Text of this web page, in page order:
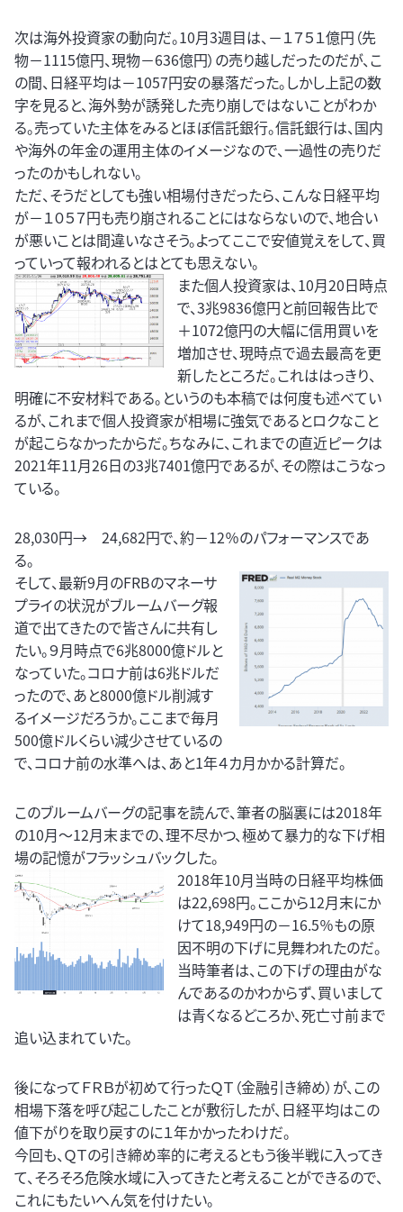
次は海外投資家の動向だ。10月3週目は、－１７５１億円（先
物－1115億円、現物－636億円）の売り越しだったのだが、こ
の間、日経平均は－1057円安の暴落だった。しかし上記の数
字を見ると、海外勢が誘発した売り崩しではないことがわか
る。売っていた主体をみるとほぼ信託銀行。信託銀行は、国内
や海外の年金の運用主体のイメージなので、一過性の売りだ
ったのかもしれない。
ただ、そうだとしても強い相場付きだったら、こんな日経平均
が－１０５７円も売り崩されることにはならないので、地合い
が悪いことは間違いなさそう。よってここで安値覚えをして、買
っていって報われるとはとても思えない。
また個人投資家は、10月20日時点
で、3兆9836億円と前回報告比で
＋1072億円の大幅に信用買いを
増加させ、現時点で過去最高を更
新したところだ。これははっきり、
明確に不安材料である。というのも本稿では何度も述べてい
るが、これまで個人投資家が相場に強気であるとロクなこと
が起こらなかったからだ。ちなみに、これまでの直近ピークは
2021年11月26日の3兆7401億円であるが、その際はこうなっ
ている。
28,030円→ 24,682円で、約－12％のパフォーマンスであ
る。
そして、最新9月のFRBのマネーサ
プライの状況がブルームバーグ報
道で出てきたので皆さんに共有し
たい。９月時点で6兆8000億ドルと
なっていた。コロナ前は6兆ドルだ
ったので、あと8000億ドル削減す
るイメージだろうか。ここまで毎月
500億ドルくらい減少させているの
で、コロナ前の水準へは、あと1年４カ月かかる計算だ。
このブルームバーグの記事を読んで、筆者の脳裏には2018年
の10月～12月末までの、理不尽かつ、極めて暴力的な下げ相
場の記憶がフラッシュバックした。
2018年10月当時の日経平均株価
は22,698円。ここから12月末にか
けて18,949円の－16.5％もの原
因不明の下げに見舞われたのだ。
当時筆者は、この下げの理由がな
んであるのかわからず、買いまして
は青くなるどころか、死亡寸前まで
追い込まれていた。
後になってＦＲＢが初めて行ったＱＴ（金融引き締め）が、この
相場下落を呼び起こしたことが敷衍したが、日経平均はこの
値下がりを取り戻すのに１年かかったわけだ。
今回も、ＱＴの引き締め率的に考えるともう後半戦に入ってき
て、そろそろ危険水域に入ってきたと考えることができるので、
これにもたいへん気を付けたい。